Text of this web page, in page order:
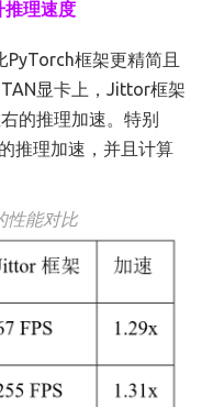
推理速度
框架更精简且
显卡上，Jittor框架
的推理加速。特别
推理加速，并且计算
性能对比